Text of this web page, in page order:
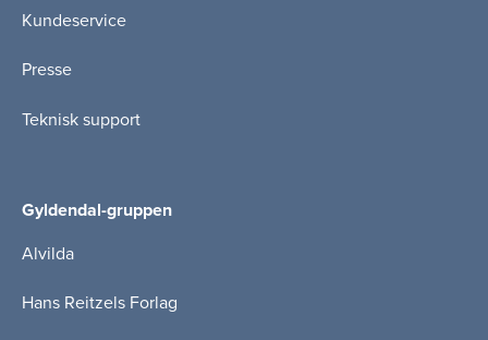
Kundeservice
Presse
Teknisk support
Gyldendal-gruppen
Alvilda
Hans Reitzels Forlag